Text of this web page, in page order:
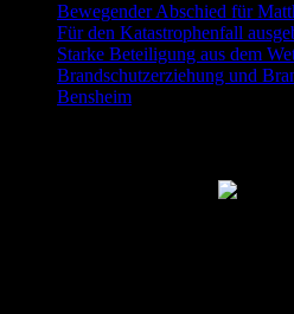
Bewegender Abschied für
Für den Katastrophenfall
Starke Beteiligung aus dem
Brandschutzerziehung und
Bensheim